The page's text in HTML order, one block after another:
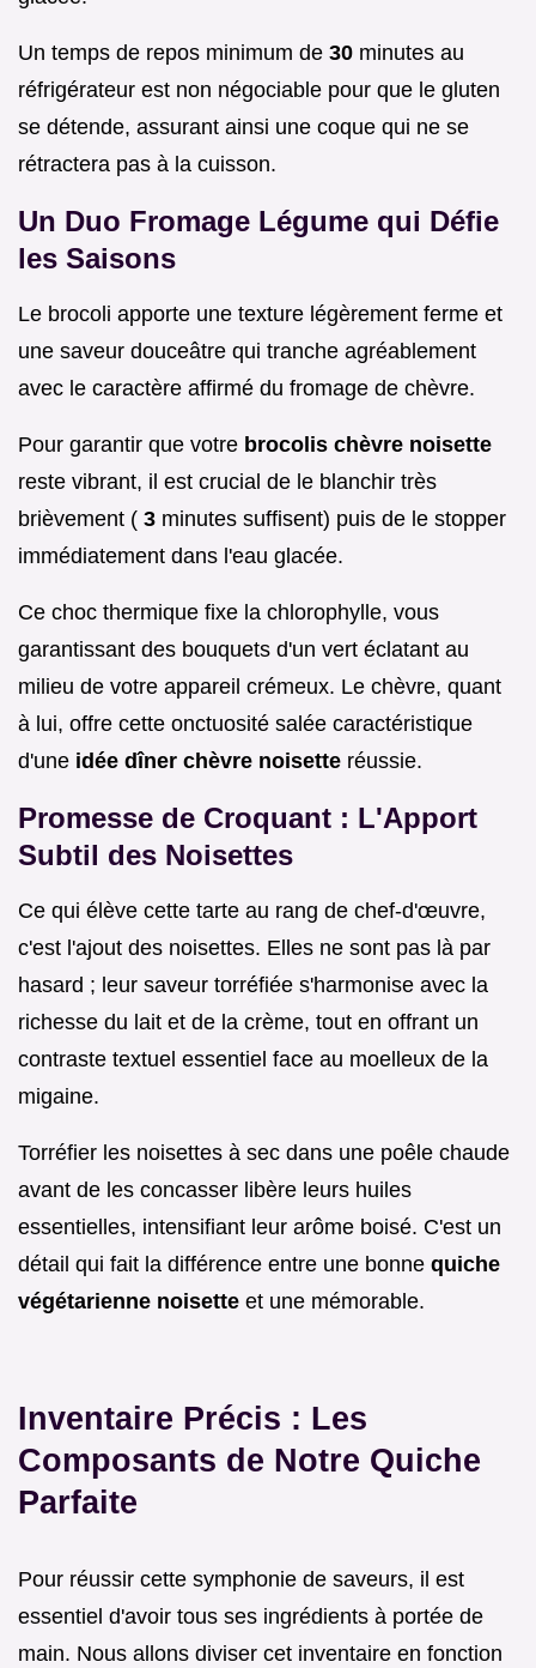
Un temps de repos minimum de 30 minutes au
réfrigérateur est non négociable pour que le gluten
se détende, assurant ainsi une coque qui ne se
rétractera pas à la cuisson.
Un Duo Fromage Légume qui Défie
les Saisons
Le brocoli apporte une texture légèrement ferme et
une saveur douceâtre qui tranche agréablement
avec le caractère affirmé du fromage de chèvre.
Pour garantir que votre brocolis chèvre noisette
reste vibrant, il est crucial de le blanchir très
brièvement ( 3 minutes suffisent) puis de le stopper
immédiatement dans l'eau glacée.
Ce choc thermique fixe la chlorophylle, vous
garantissant des bouquets d'un vert éclatant au
milieu de votre appareil crémeux. Le chèvre, quant
à lui, offre cette onctuosité salée caractéristique
d'une idée dîner chèvre noisette réussie.
Promesse de Croquant : L'Apport
Subtil des Noisettes
Ce qui élève cette tarte au rang de chef-d'œuvre,
c'est l'ajout des noisettes. Elles ne sont pas là par
hasard ; leur saveur torréfiée s'harmonise avec la
richesse du lait et de la crème, tout en offrant un
contraste textuel essentiel face au moelleux de la
migaine.
Torréfier les noisettes à sec dans une poêle chaude
avant de les concasser libère leurs huiles
essentielles, intensifiant leur arôme boisé. C'est un
détail qui fait la différence entre une bonne quiche
végétarienne noisette et une mémorable.
Inventaire Précis : Les
Composants de Notre Quiche
Parfaite
Pour réussir cette symphonie de saveurs, il est
essentiel d'avoir tous ses ingrédients à portée de
main. Nous allons diviser cet inventaire en fonction